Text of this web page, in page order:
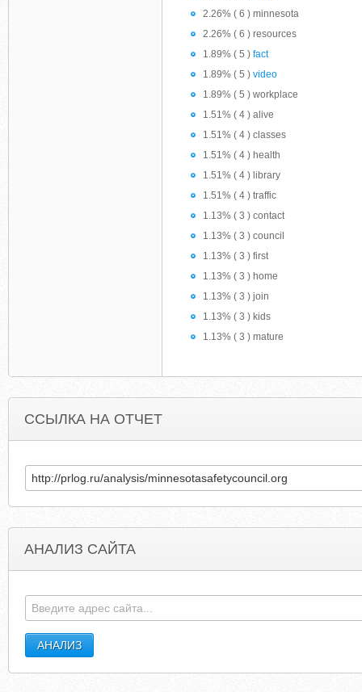
2.26% ( 6 ) minnesota
2.26% ( 6 ) resources
1.89% ( 5 ) fact
1.89% ( 5 ) video
1.89% ( 5 ) workplace
1.51% ( 4 ) alive
1.51% ( 4 ) classes
1.51% ( 4 ) health
1.51% ( 4 ) library
1.51% ( 4 ) traffic
1.13% ( 3 ) contact
1.13% ( 3 ) council
1.13% ( 3 ) first
1.13% ( 3 ) home
1.13% ( 3 ) join
1.13% ( 3 ) kids
1.13% ( 3 ) mature
ССЫЛКА НА ОТЧЕТ
АНАЛИЗ САЙТА